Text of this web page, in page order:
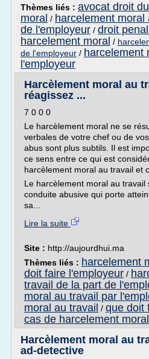
Thèmes liés : avocat droit
moral / harcelement
de l'employeur / droit
harcelement moral /
de l'employeur / harcelement
l'employeur
Harcèlement moral au
réagissez ...
7 0 0 0
Le harcèlement moral ne se
verbales de votre chef ou de
abus sont plus subtils. Il est
ce sens entre ce qui est
harcèlement moral au travail et
Le harcèlement moral au travail
conduite abusive qui porte
sa...
Lire la suite
Site : http://aujourdhui.ma
Thèmes liés : harcelement
doit faire l'employeur /
travail de la part de
moral au travail par
moral au travail / que doit
cas de harcelement moral
Harcèlement moral au
ad-detective